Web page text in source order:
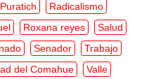
Puratich
Radicalismo
Roxana reyes
Salud
Senador
Trabajo
del Comahue
Valle